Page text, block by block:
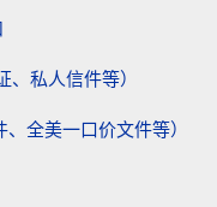
、私人信件等）
全美一口价文件等）